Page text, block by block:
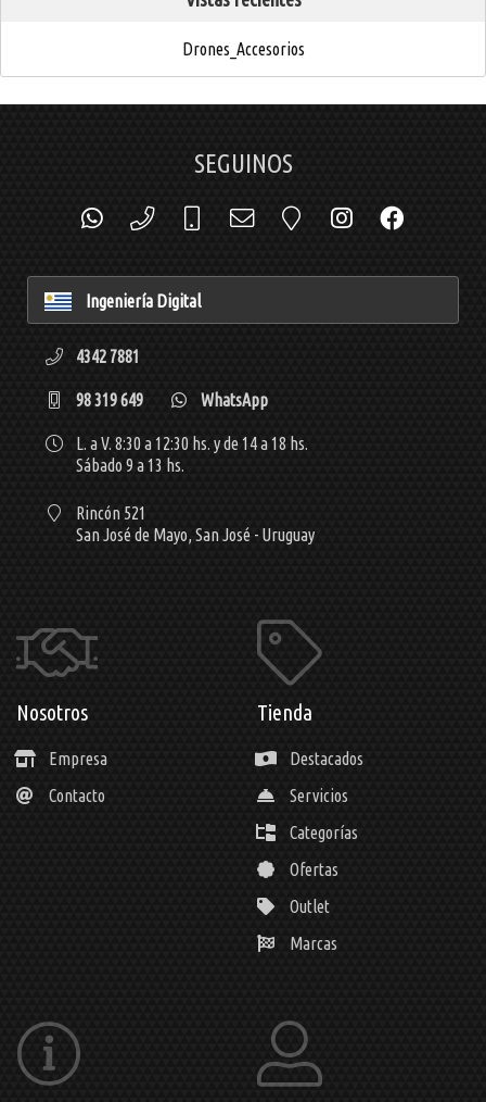
Drones_Accesorios
SEGUINOS
Ingeniería Digital
4342 7881
98 319 649 WhatsApp
L. a V. 8:30 a 12:30 hs. y de 14 a 18 hs.
Sábado 9 a 13 hs.
Rincón 521
San José de Mayo,San José - Uruguay
Nosotros
Empresa
Contacto
Tienda
Destacados
Servicios
Categorías
Ofertas
Outlet
Marcas